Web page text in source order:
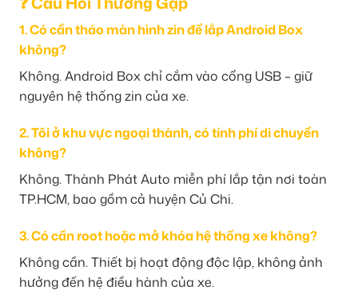
1. Có cần tháo màn hình zin để lắp Android Box
không?
Không. Android Box chỉ cắm vào cổng USB – giữ
nguyên hệ thống zin của xe.
2. Tôi ở khu vực ngoại thành, có tính phí di chuyển
không?
Không. Thành Phát Auto miễn phí lắp tận nơi toàn
TP.HCM, bao gồm cả huyện Củ Chi.
3. Có cần root hoặc mở khóa hệ thống xe không?
Không cần. Thiết bị hoạt động độc lập, không ảnh
hưởng đến hệ điều hành của xe.